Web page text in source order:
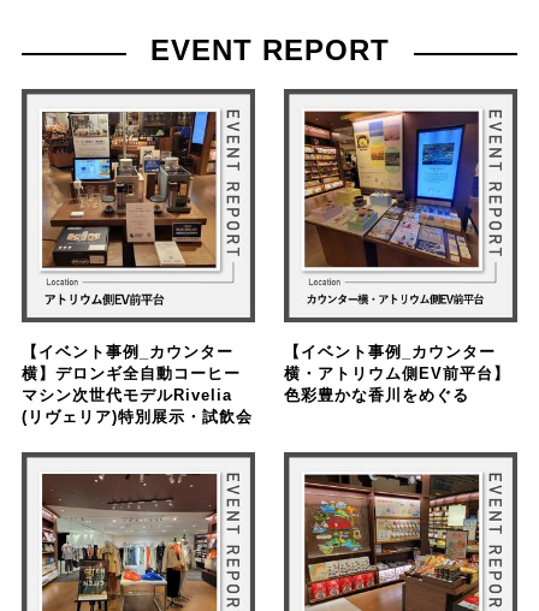
EVENT REPORT
【イベント事例_カウンター
横】デロンギ全自動コーヒー
マシン次世代モデルRivelia
(リヴェリア)特別展示・試飲会
【イベント事例_カウンター
横・アトリウム側EV前平台】
色彩豊かな香川をめぐる